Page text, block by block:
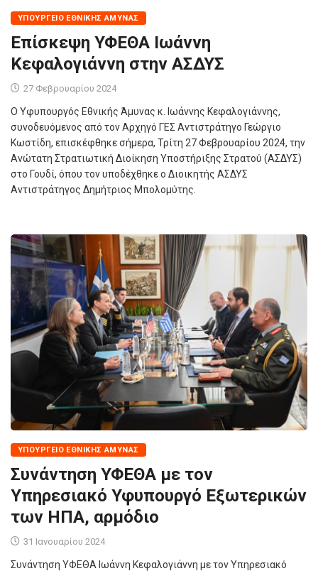
ΥΠΟΥΡΓΕΊΟ ΕΘΝΙΚΉΣ ΆΜΥΝΑΣ
Επίσκεψη ΥΦΕΘΑ Ιωάννη
Κεφαλογιάννη στην ΑΣΔΥΣ
27 Φεβρουαρίου 2024
Ο Υφυπουργός Εθνικής Άμυνας κ. Ιωάννης Κεφαλογιάννης,
συνοδευόμενος από τον Αρχηγό ΓΕΣ Αντιστράτηγο Γεώργιο
Κωστίδη, επισκέφθηκε σήμερα, Τρίτη 27 Φεβρουαρίου 2024, την
Ανώτατη Στρατιωτική Διοίκηση Υποστήριξης Στρατού (ΑΣΔΥΣ)
στο Γουδί, όπου τον υποδέχθηκε ο Διοικητής ΑΣΔΥΣ
Αντιστράτηγος Δημήτριος Μπολομύτης.
ΥΠΟΥΡΓΕΊΟ ΕΘΝΙΚΉΣ ΆΜΥΝΑΣ
Συνάντηση ΥΦΕΘΑ με τον
Υπηρεσιακό Υφυπουργό Εξωτερικών
των ΗΠΑ, αρμόδιο
31 Ιανουαρίου 2024
Συνάντηση ΥΦΕΘΑ Ιωάννη Κεφαλογιάννη με τον Υπηρεσιακό